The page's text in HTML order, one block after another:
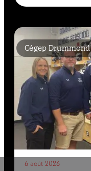
Cégep Drummond
6 août 2026